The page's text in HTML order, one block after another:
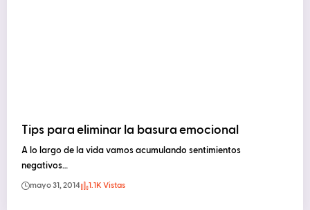
Tips para eliminar la basura emocional
A lo largo de la vida vamos acumulando sentimientos
negativos…
mayo 31, 2014 1.1K Vistas